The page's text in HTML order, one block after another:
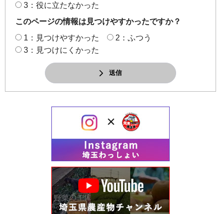
3：役に立たなかった
このページの情報は見つけやすかったですか？
1：見つけやすかった
2：ふつう
3：見つけにくかった
送信